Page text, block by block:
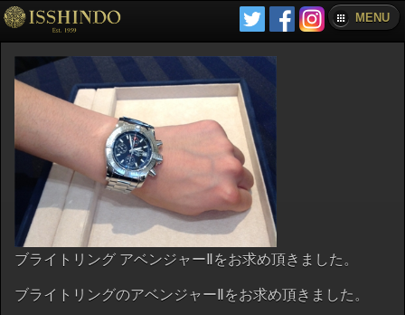
MENU
ブライトリング アベンジャーⅡをお求め頂きました。
ブライトリングのアベンジャーⅡをお求め頂きました。